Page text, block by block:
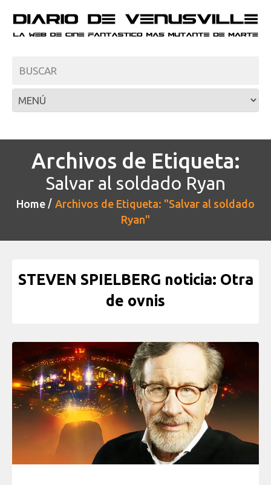
Archivos de Etiqueta:
Salvar al soldado Ryan
Home
Archivos de Etiqueta: "Salvar al soldado
Ryan"
STEVEN SPIELBERG noticia: Otra
de ovnis